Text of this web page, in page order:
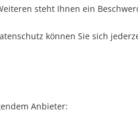
steht Ihnen ein
können Sie sich
Anbieter: